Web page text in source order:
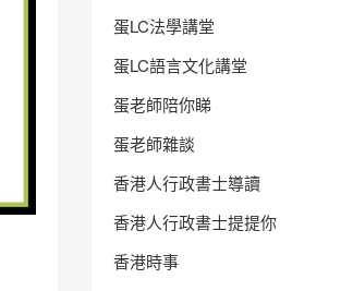
蛋LC法學講堂
蛋LC語言文化講堂
蛋老師陪你睇
蛋老師雜談
香港人行政書士導讀
香港人行政書士提提你
香港時事